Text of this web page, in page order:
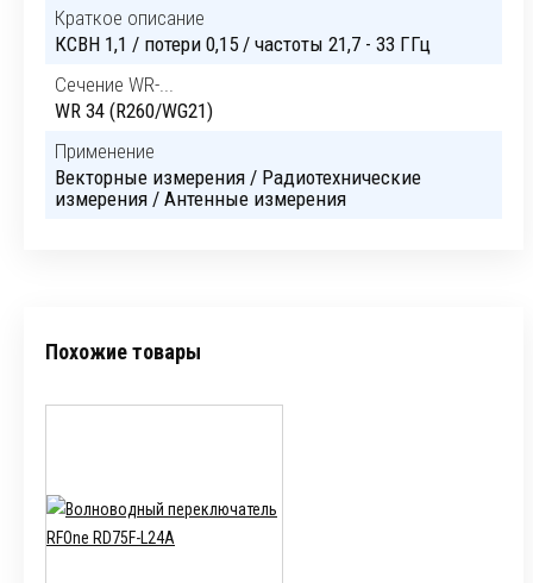
Краткое описание
КСВН 1,1 / потери 0,15 / частоты 21,7 - 33 ГГц
Сечение WR-...
WR 34 (R260/WG21)
Применение
Векторные измерения / Радиотехнические
измерения / Антенные измерения
Похожие товары